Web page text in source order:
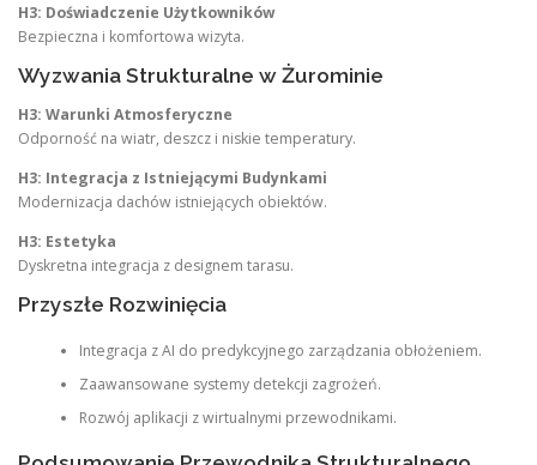
H3: Doświadczenie Użytkowników
Bezpieczna i komfortowa wizyta.
Wyzwania Strukturalne w Żurominie
H3: Warunki Atmosferyczne
Odporność na wiatr, deszcz i niskie temperatury.
H3: Integracja z Istniejącymi Budynkami
Modernizacja dachów istniejących obiektów.
H3: Estetyka
Dyskretna integracja z designem tarasu.
Przyszłe Rozwinięcia
Integracja z AI do predykcyjnego zarządzania obłożeniem.
Zaawansowane systemy detekcji zagrożeń.
Rozwój aplikacji z wirtualnymi przewodnikami.